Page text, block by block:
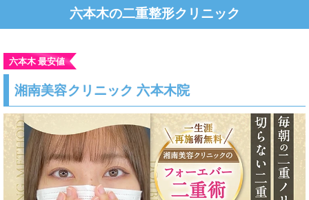
六本木の二重整形クリニック
六本木 最安値
湘南美容クリニック 六本木院